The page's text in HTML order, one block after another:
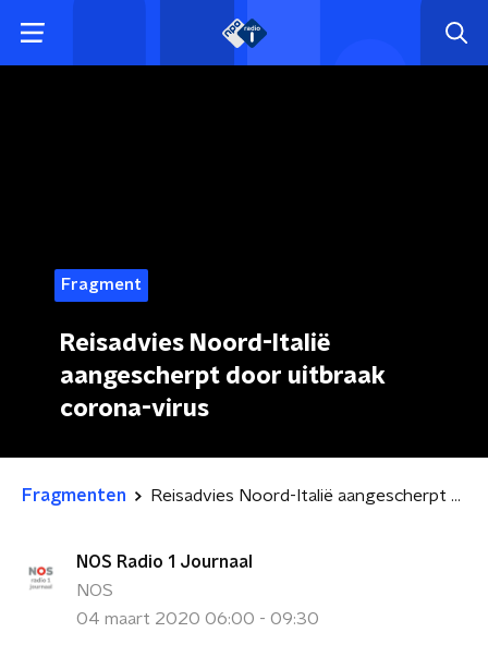
Fragment
Reisadvies Noord-Italië
aangescherpt door uitbraak
corona-virus
Fragmenten Reisadvies Noord-Italië aangescherpt door uitbraak corona-virus
NOS Radio 1 Journaal
NOS
04 maart 2020 06:00 - 09:30